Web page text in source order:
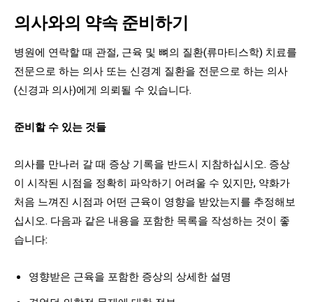
의사와의 약속 준비하기
병원에 연락할 때 관절, 근육 및 뼈의 질환(류마티스학) 치료를
전문으로 하는 의사 또는 신경계 질환을 전문으로 하는 의사
(신경과 의사)에게 의뢰될 수 있습니다.
준비할 수 있는 것들
의사를 만나러 갈 때 증상 기록을 반드시 지참하십시오. 증상
이 시작된 시점을 정확히 파악하기 어려울 수 있지만, 약화가
처음 느껴진 시점과 어떤 근육이 영향을 받았는지를 추정해보
십시오. 다음과 같은 내용을 포함한 목록을 작성하는 것이 좋
습니다:
영향받은 근육을 포함한 증상의 상세한 설명